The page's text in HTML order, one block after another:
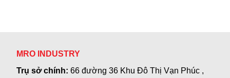
MRO INDUSTRY
Trụ sở chính:66 đường 36 Khu Đô Thị Vạn Phúc ,